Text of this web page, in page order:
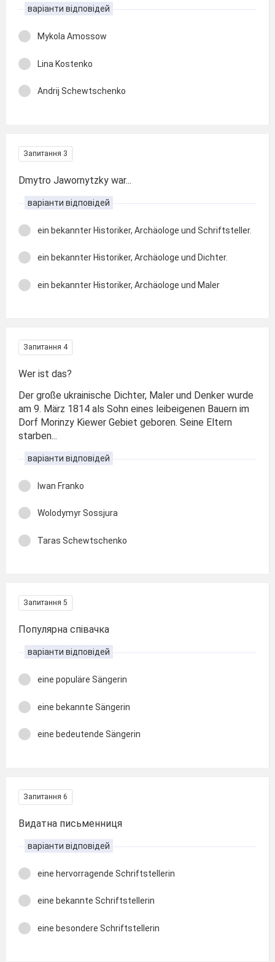
варіанти відповідей
Mykola Amossow
Lina Kostenko
Andrij Schewtschenko
Запитання 3
Dmytro Jawornytzky war...
варіанти відповідей
ein bekannter Historiker, Archäologe und Schriftsteller.
ein bekannter Historiker, Archäologe und Dichter.
ein bekannter Historiker, Archäologe und Maler
Запитання 4
Wer ist das?
Der große ukrainische Dichter, Maler und Denker wurde
am 9. März 1814 als Sohn eines leibeigenen Bauern im
Dorf Morinzy Kiewer Gebiet geboren. Seine Eltern
starben...
варіанти відповідей
Iwan Franko
Wolodymyr Sossjura
Taras Schewtschenko
Запитання 5
Популярна співачка
варіанти відповідей
eine populäre Sängerin
eine bekannte Sängerin
eine bedeutende Sängerin
Запитання 6
Видатна письменниця
варіанти відповідей
eine hervorragende Schriftstellerin
eine bekannte Schriftstellerin
eine besondere Schriftstellerin